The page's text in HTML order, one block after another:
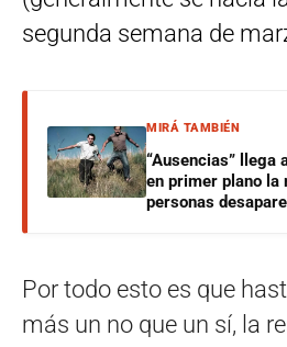
segunda semana de
MIRÁ TAMBIÉN
“Ausencias” llega
en primer plano la
personas
Por todo esto es que
más un no que un sí, la